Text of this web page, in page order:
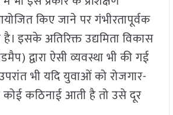
किए जाने पर गंभीरतापूर्वक
है। इसके अतिरिक्त उद्यमिता विकास
द्वारा ऐसी व्यवस्था भी की गई
भी यदि युवाओं को रोजगार-
कोई कठिनाई आती है तो उसे दूर